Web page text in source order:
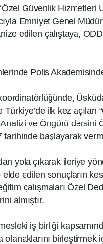
Güvenlik Hizmetleri
Emniyet Genel
edilen çalıştaya,
Polis
ilk kez açılan
ve Öngörü dersini
tarihinde başlayarak
yola çıkarak ileriye
edilen sonuçların
çalışmaları Özel
almıştır.
iş birliği
birleştirmek